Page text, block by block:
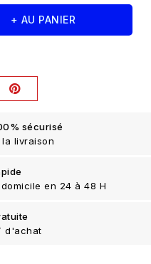
+ AU PANIER
sécurisé
la livraison
en 24 à 48 H
d'achat